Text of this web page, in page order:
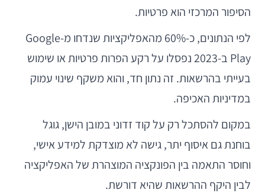
הסיפור המרכזי הוא פרטיות.
לפי הנתונים, כ-60% מהאפליקציות שנדחו מ-Google
Play ב-2023 נפסלו על רקע הפרות פרטיות או שימוש
בעייתי בהרשאות. זה נתון חד, והוא משקף שינוי עמוק
במדיניות האכיפה.
במקום להסתכל רק על קוד זדוני במובן הישן, גוגל
בוחנת גם איסוף יתר, גישה לא מוצדקת למידע אישי,
וחוסר התאמה בין הפונקציה המוצהרת של האפליקציה
לבין היקף ההרשאות שהיא דורשת.